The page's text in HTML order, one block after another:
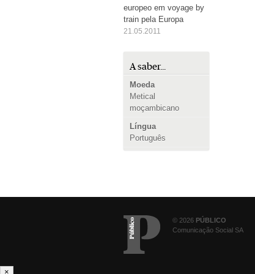
europeo em voyage by
train pela Europa
21.05.2011
A saber...
Moeda
Metical
moçambicano
Língua
Português
© 2026 PÚBLICO
Comunicação Social SA
×